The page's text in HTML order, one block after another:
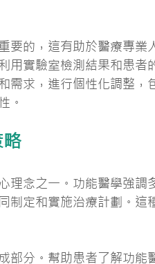
要的，這有助於醫療專業
用實驗室檢測結果和患者
需求，進行個性化調整，
。
理念之一。功能醫學強調
制定和實施治療計劃。這
部分。幫助患者了解功能